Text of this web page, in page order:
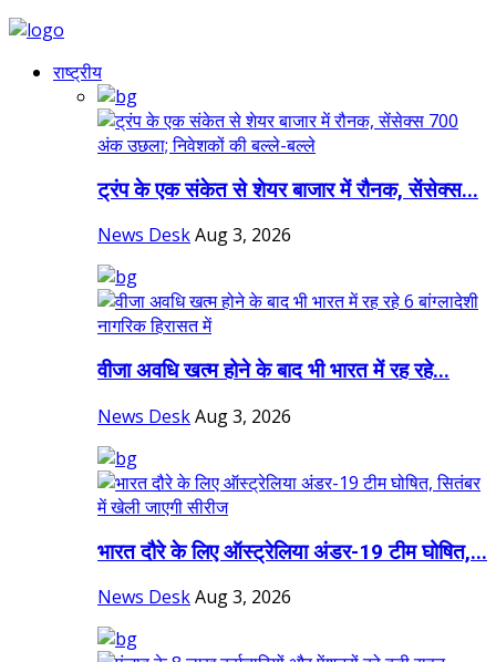
राष्ट्रीय
ट्रंप के एक संकेत से शेयर बाजार में रौनक, सेंसेक्स...
News DeskAug 3, 2026
वीजा अवधि खत्म होने के बाद भी भारत में रह रहे...
News DeskAug 3, 2026
भारत दौरे के लिए ऑस्ट्रेलिया अंडर-19 टीम घोषित,...
News DeskAug 3, 2026